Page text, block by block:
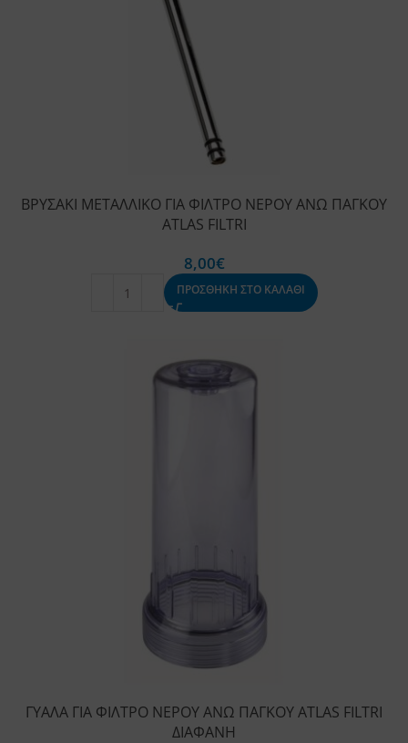
ΒΡΥΣΑΚΙ ΜΕΤΑΛΛΙΚΟ ΓΙΑ ΦΙΛΤΡΟ ΝΕΡΟΥ ΑΝΩ ΠΑΓΚΟΥ
ATLAS FILTRI
8,00€
ΠΡΟΣΘΗΚΗ ΣΤΟ ΚΑΛΑΘΙ
ΓΥΑΛΑ ΓΙΑ ΦΙΛΤΡΟ ΝΕΡΟΥ ΑΝΩ ΠΑΓΚΟΥ ATLAS FILTRI
ΔΙΑΦΑΝΗ